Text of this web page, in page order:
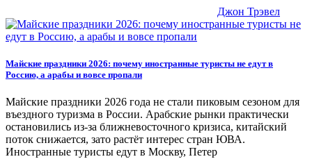
Джон Трэвел
Майские праздники 2026: почему иностранные туристы не едут в
Россию, а арабы и вовсе пропали
Майские праздники 2026 года не стали пиковым сезоном для
въездного туризма в России. Арабские рынки практически
остановились из-за ближневосточного кризиса, китайский
поток снижается, зато растёт интерес стран ЮВА.
Иностранные туристы едут в Москву, Петер